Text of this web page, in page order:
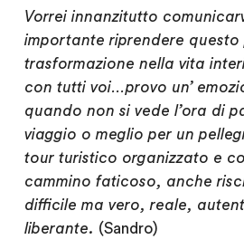
Vorrei innanzitutto
importante riprendere questo
trasformazione nella vita
con tutti voi…provo un’
quando non si vede l’ora di
viaggio o meglio per un
tour turistico organizzato e
cammino faticoso, anche
difficile ma vero, reale,
liberante. (Sandro)